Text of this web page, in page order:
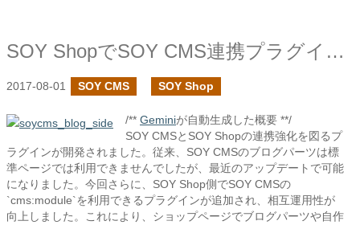
SOY ShopでSOY CMS連携プラグインを作成しました
2017-08-01 SOY CMS SOY Shop
/** Geminiが自動生成した概要 **/
SOY CMSとSOY Shopの連携強化を図るプ
ラグインが開発されました。従来、SOY CMSのブログパーツは標
準ページでは利用できませんでしたが、最近のアップデートで可能
になりました。今回さらに、SOY Shop側でSOY CMSの
`cms:module`を利用できるプラグインが追加され、相互運用性が
向上しました。これにより、ショップページでブログパーツや自作